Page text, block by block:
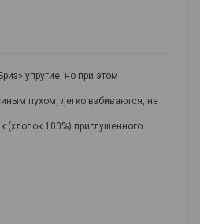
упругие, но при этом
пухом, легко взбиваются, не
(хлопок 100%) приглушенного